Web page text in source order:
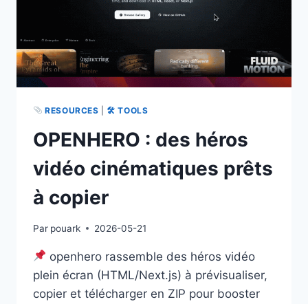
OPTIMISÉS
APPLE
RESOURCES 🛠 TOOLS
OPENHERO : des héros
vidéo cinématiques prêts
à copier
Par pouark 2026-05-21
openhero rassemble des héros vidéo
plein écran (HTML/Next.js) à prévisualiser,
copier et télécharger en ZIP pour booster